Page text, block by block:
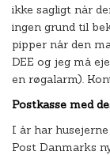
ikke sagligt når
ingen grund til
pipper når den
DEE og jeg må
en røgalarm).
Postkasse med
I år har
Post Danmarks